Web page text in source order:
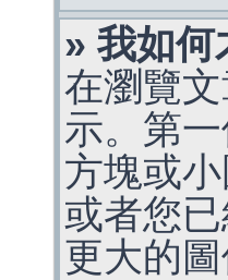
» 我如何
在瀏覽
示。第
方塊或
或者您
更大的